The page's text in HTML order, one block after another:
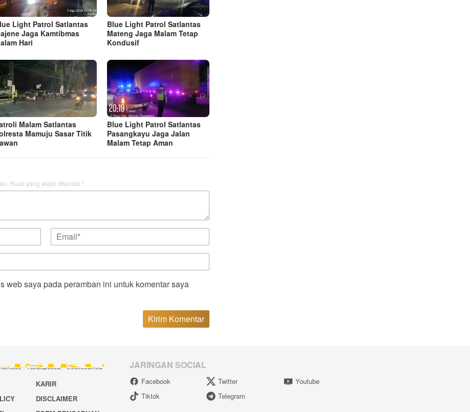
Light Patrol Satlantas
Jaga Kamtibmas
Hari
Blue Light Patrol Satlantas
Mateng Jaga Malam Tetap
Kondusif
Malam Satlantas
Mamuju Sasar Titik
Blue Light Patrol Satlantas
Pasangkayu Jaga Jalan
Malam Tetap Aman
Ruas yang wajib ditandai *
web saya pada peramban ini untuk komentar saya
KARIR
DISCLAIMER
JARINGAN SOCIAL
Facebook Twitter
Youtube
Tiktok
Telegram